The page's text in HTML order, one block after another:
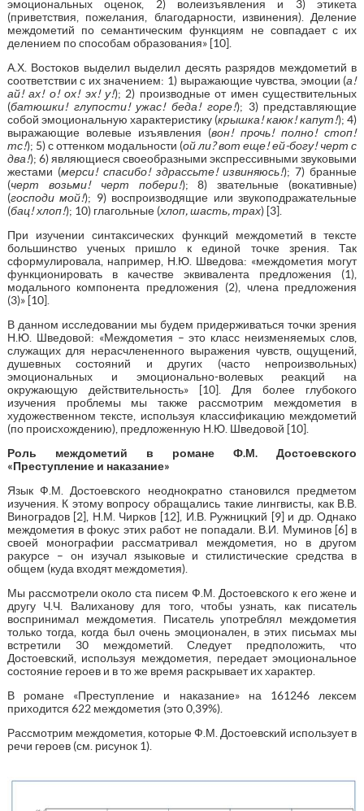
эмоциональных оценок, 2) волеизъявления и 3) этикета
(приветствия, пожелания, благодарности, извинения). Деление
междометий по семантическим функциям не совпадает с их
делением по способам образования» [10].
А.Х. Востоков выделил выделил десять разрядов междометий в
соответствии с их значением: 1) выражающие чувства, эмоции (а!
ай! ах! о! ох! эх! у!); 2) производные от имен существительных
(батюшки! глупости! ужас! беда! горе!); 3) представляющие
собой эмоциональную характеристику (крышка! каюк! капут!); 4)
выражающие волевые изъявления (вон! прочь! полно! стоп!
тс!); 5) с оттенком модальности (ой ли? вот еще! ей-богу! черт с
два!); 6) являющиеся своеобразными экспрессивными звуковыми
жестами (мерси! спасибо! здрассьте! извиняюсь!); 7) бранные
(черт возьми! черт побери!); 8) звательные (вокативные)
(господи мой!); 9) воспроизводящие или звукоподражательные
(бац! хлоп!); 10) глагольные (хлоп, шасть, трах) [3].
При изучении синтаксических функций междометий в тексте
большинство ученых пришло к единой точке зрения. Так
сформулировала, например, Н.Ю. Шведова: «междометия могут
функционировать в качестве эквивалента предложения (1),
модального компонента предложения (2), члена предложения
(3)» [10].
В данном исследовании мы будем придерживаться точки зрения
Н.Ю. Шведовой: «Междометия – это класс неизменяемых слов,
служащих для нерасчлененного выражения чувств, ощущений,
душевных состояний и других (часто непроизвольных)
эмоциональных и эмоционально-волевых реакций на
окружающую действительность» [10]. Для более глубокого
изучения проблемы мы также рассмотрим междометия в
художественном тексте, используя классификацию междометий
(по происхождению), предложенную Н.Ю. Шведовой [10].
Роль междометий в романе Ф.М. Достоевского
«Преступление и наказание»
Язык Ф.М. Достоевского неоднократно становился предметом
изучения. К этому вопросу обращались такие лингвисты, как В.В.
Виноградов [2], Н.М. Чирков [12], И.В. Ружницкий [9] и др. Однако
междометия в фокус этих работ не попадали. В.И. Муминов [6] в
своей монографии рассматривал междометия, но в другом
ракурсе – он изучал языковые и стилистические средства в
общем (куда входят междометия).
Мы рассмотрели около ста писем Ф.М. Достоевского к его жене и
другу Ч.Ч. Валиханову для того, чтобы узнать, как писатель
воспринимал междометия. Писатель употреблял междометия
только тогда, когда был очень эмоционален, в этих письмах мы
встретили 30 междометий. Следует предположить, что
Достоевский, используя междометия, передает эмоциональное
состояние героев и в то же время раскрывает их характер.
В романе «Преступление и наказание» на 161246 лексем
приходится 622 междометия (это 0,39%).
Рассмотрим междометия, которые Ф.М. Достоевский использует в
речи героев (см. рисунок 1).